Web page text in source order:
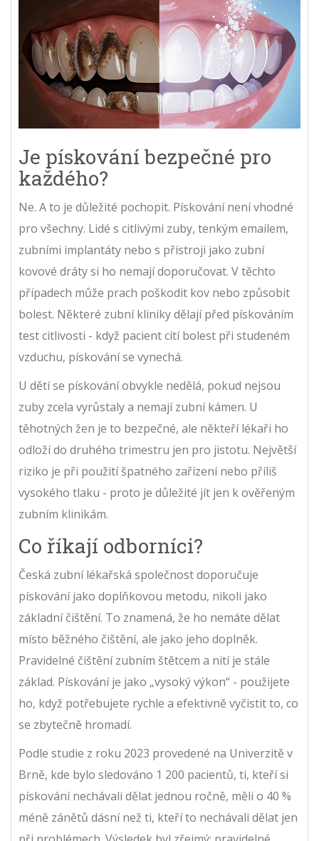
Je pískování bezpečné pro
každého?
Ne. A to je důležité pochopit. Pískování není vhodné
pro všechny. Lidé s citlivými zuby, tenkým emailem,
zubními implantáty nebo s přístroji jako zubní
kovové dráty si ho nemají doporučovat. V těchto
případech může prach poškodit kov nebo způsobit
bolest. Některé zubní kliniky dělají před pískováním
test citlivosti - když pacient cítí bolest při studeném
vzduchu, pískování se vynechá.
U dětí se pískování obvykle nedělá, pokud nejsou
zuby zcela vyrůstaly a nemají zubní kámen. U
těhotných žen je to bezpečné, ale někteří lékaři ho
odloží do druhého trimestru jen pro jistotu. Největší
riziko je při použití špatného zařízení nebo příliš
vysokého tlaku - proto je důležité jít jen k ověřeným
zubním klinikám.
Co říkají odborníci?
Česká zubní lékařská společnost doporučuje
pískování jako doplňkovou metodu, nikoli jako
základní čištění. To znamená, že ho nemáte dělat
místo běžného čištění, ale jako jeho doplněk.
Pravidelné čištění zubním štětcem a nití je stále
základ. Pískování je jako „vysoký výkon“ - použijete
ho, když potřebujete rychle a efektivně vyčistit to, co
se zbytečně hromadí.
Podle studie z roku 2023 provedené na Univerzitě v
Brně, kde bylo sledováno 1 200 pacientů, ti, kteří si
pískování nechávali dělat jednou ročně, měli o 40 %
méně zánětů dásní než ti, kteří to nechávali dělat jen